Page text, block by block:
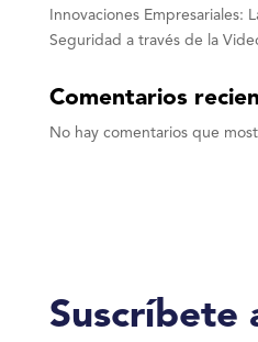
Innovaciones Empresariales:
Seguridad a través de la
Comentarios
No hay comentarios que
Suscríbete